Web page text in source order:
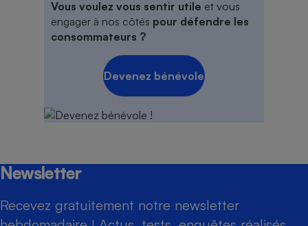
Vous voulez vous sentir utile et vous
engager à nos côtés pour défendre les
consommateurs ?
Devenez bénévole
Newsletter
Recevez gratuitement notre newsletter